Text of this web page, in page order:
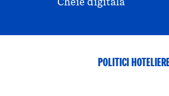
POLITICI